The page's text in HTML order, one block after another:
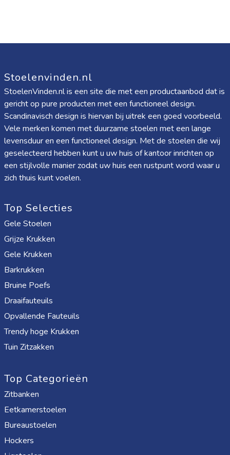
Stoelenvinden.nl
StoelenVinden.nl is een site die met een productaanbod dat is
gericht op pure producten met een functioneel design.
Scandinavisch design is hiervan bij uitrek een goed voorbeeld.
Vele merken komen met duurzame stoelen met een lange
levensduur en een functioneel design. Met de stoelen die wij
geselecteerd hebben kunt u uw huis of kantoor inrichten op
een stijlvolle manier zodat uw huis een rustpunt word waar u
zich thuis kunt voelen.
Top Selecties
Gele Stoelen
Grijze Krukken
Gele Krukken
Barkrukken
Bruine Poefs
Draaifauteuils
Opvallende Fauteuils
Trendy hoge Krukken
Tuin Zitzakken
Top Categorieën
Zitbanken
Eetkamerstoelen
Bureaustoelen
Hockers